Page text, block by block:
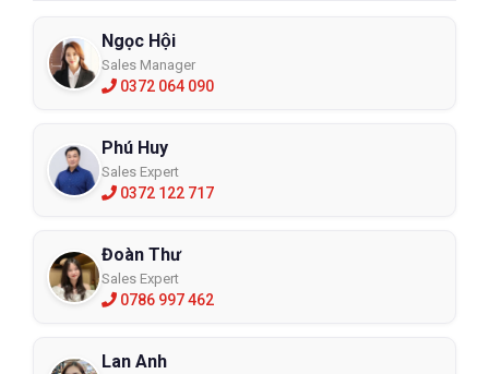
Ngọc Hội
Sales Manager
0372 064 090
Phú Huy
Sales Expert
0372 122 717
Đoàn Thư
Sales Expert
0786 997 462
Lan Anh